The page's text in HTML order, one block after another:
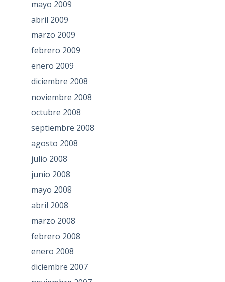
mayo 2009
abril 2009
marzo 2009
febrero 2009
enero 2009
diciembre 2008
noviembre 2008
octubre 2008
septiembre 2008
agosto 2008
julio 2008
junio 2008
mayo 2008
abril 2008
marzo 2008
febrero 2008
enero 2008
diciembre 2007